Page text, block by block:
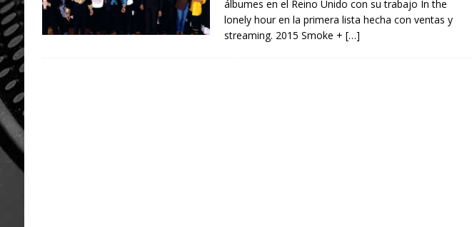
álbumes en el Reino Unido con su trabajo In the
lonely hour en la primera lista hecha con ventas y
streaming. 2015 Smoke + […]